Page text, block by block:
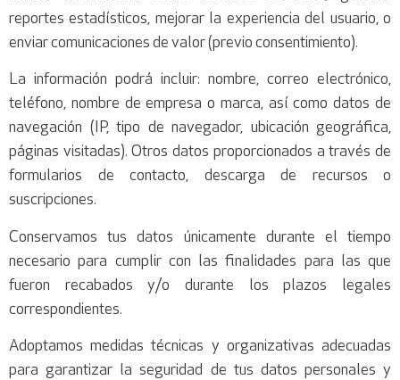
reportes estadísticos, mejorar la experiencia del usuario, o
enviar comunicaciones de valor (previo consentimiento).
La información podrá incluir: nombre, correo electrónico,
teléfono, nombre de empresa o marca, así como datos de
navegación (IP, tipo de navegador, ubicación geográfica,
páginas visitadas). Otros datos proporcionados a través de
formularios de contacto, descarga de recursos o
suscripciones.
Conservamos tus datos únicamente durante el tiempo
necesario para cumplir con las finalidades para las que
fueron recabados y/o durante los plazos legales
correspondientes.
Adoptamos medidas técnicas y organizativas adecuadas
para garantizar la seguridad de tus datos personales y